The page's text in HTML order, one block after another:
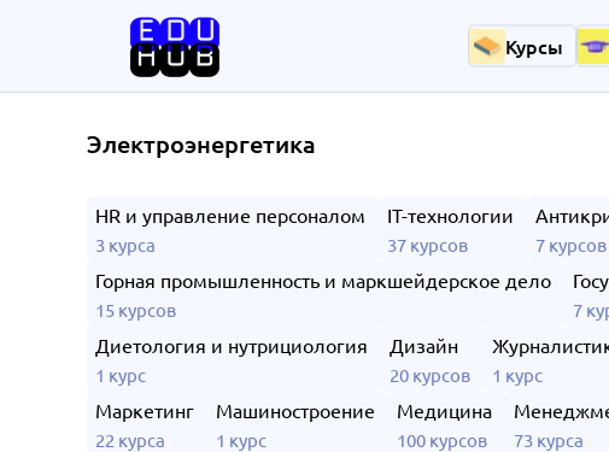
Курсы
Электроэнергетика
HR и управление персоналом
3 курса
IT-технологии
37 курсов 7 курсов
Горная промышленность и маркшейдерское дело
15 курсов 7
Диетология и нутрициология
1 курс
Дизайн
20 курсов 1 курс
Маркетинг
22 курса
Машиностроение
1 курс
Медицина
100 курсов 73 курса